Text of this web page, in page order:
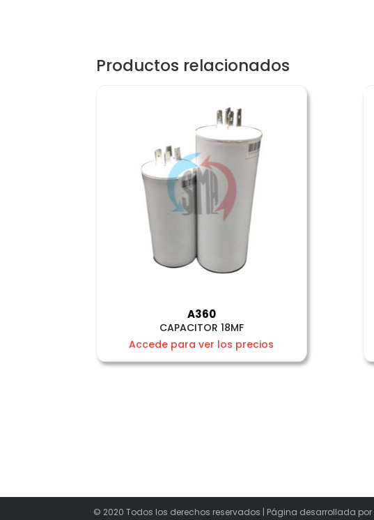
Productos relacionados
A360
CAPACITOR 18MF
Accede para ver los precios
© 2020 Todos los derechos reservados | Página desarrollada por